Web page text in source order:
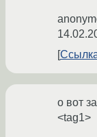
о вот
<tag1>